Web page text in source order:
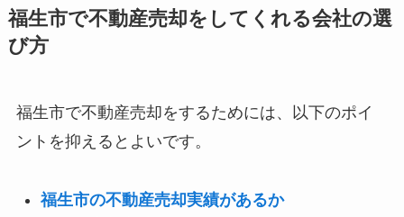
福生市で不動産売却をしてくれる会社の選
び方
福生市で不動産売却をするためには、以下のポイ
ントを抑えるとよいです。
福生市の不動産売却実績があるか